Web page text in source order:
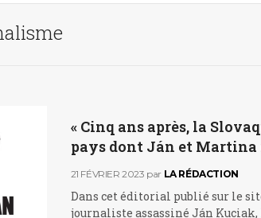
« Cinq ans après, la
pays dont Ján et Martina
21 FÉVRIER 2023 par LA RÉDACTION
Dans cet éditorial publié sur le
journaliste assassiné Ján